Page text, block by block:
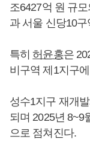
조6427억 원 규
과 서울 신당10
특히허윤홍은
비구역 제1지구
성수1지구 재개
되며 2025년 8~9
으로 점쳐진다.